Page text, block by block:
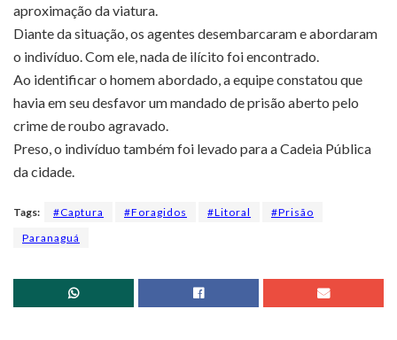
aproximação da viatura.
Diante da situação, os agentes desembarcaram e abordaram
o indivíduo. Com ele, nada de ilícito foi encontrado.
Ao identificar o homem abordado, a equipe constatou que
havia em seu desfavor um mandado de prisão aberto pelo
crime de roubo agravado.
Preso, o indivíduo também foi levado para a Cadeia Pública
da cidade.
Tags: #Captura #Foragidos #Litoral
#Prisão
Paranaguá